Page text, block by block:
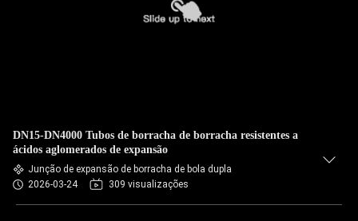
DN15-DN4000 Tubos de borracha de borracha resistentes a
ácidos aglomerados de expansão
Junção de expansão de borracha de bola dupla
2026-03-24
309 visualizações